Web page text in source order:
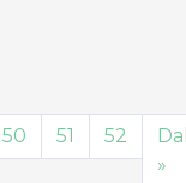
už
50 51 52
»